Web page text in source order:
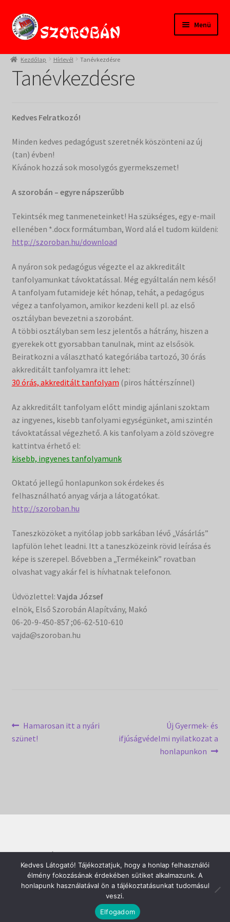
Ugrás
a
Kilépés
a
Menü
Kezdőlap
Tanfolyamok
Szülőknek
Gyereksarok
Alapítvány
Filmtár
Vásár
Kezdőlap Hírlevél Tanévkezdésre
Tanévkezdésre
Kedves Felratkozó!
Minden kedves pedagógust szeretnék köszönteni az új
(tan) évben!
Kívánok hozzá sok mosolygós gyermekszemet!
A szorobán – egyre nápszerűbb
Tekintsék meg tanmeneteinket! Ha szükséges, egy e-mail
ellenében *.docx formátumban, Word alá el tudom küldeni:
http://szoroban.hu/download
A nyáron sok pedagógus végezte el az akkreditált
tanfolyamunkat távoktatással. Még egyáltalán nem késő!
A tanfolyam futamideje két hónap, tehát, a pedagógus
végez a tanfolyamon, amikor kezdeni kell pl. az első
osztályban bevezetni a szorobánt.
A többi osztályban sem lesz jelentős a hátrány, hiszen a
gyerekek ott gyorsabban tanulnak, mint az elsősök.
Beiratkozni a választható kategóriába tartozó, 30 órás
akkreditált tanfolyamra itt lehet:
30 órás, akkreditált tanfolyam (piros háttérszínnel)
Az akkreditált tanfolyam előtt mindig ajánlani szoktam
az ingyenes, kisebb tanfolyami egységünket, ami szintén
távoktatással végezhető. A kis tanfolyam a zöld szövegre
kattintva érhető el:
kisebb, ingyenes tanfolyamunk
Oktató jellegű honlapunkon sok érdekes és
felhasználható anyag várja a látogatókat.
http://szoroban.hu
Taneszközöket a nyitólap jobb sarkában lévő „Vásárlás”
lapfülön lehet leadni. Itt a taneszközeink rövid leírása és
képe is szerepel. Bővebben a „Termékeink” rovatban
olvashat vagy akár fel is hívhatnak telefonon.
Üdvözlettel: Vajda József
elnök, Első Szorobán Alapítvány, Makó
06-20-9-450-857 ;06-62-510-610
vajda@szoroban.hu
Bejegyzés
navigáció
Previous
post:
Hamarosan itt a nyári
szünet!
Next
post:
Új Gyermek- és
ifjúságvédelmi nyilatkozat a
honlapunkon
© SZOROBÁN 2026
Built with WooCommerce.
Kedves Látogató! Tájékoztatjuk, hogy a honlap felhasználói
élmény fokozásának érdekében sütiket alkalmazunk. A
honlapunk használatával ön a tájékoztatásunkat tudomásul
veszi.
Elfogadom